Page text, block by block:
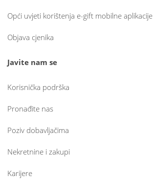
Opći uvjeti korištenja e-gift mobilne aplikacije
Objava cjenika
Javite nam se
Korisnička podrška
Pronađite nas
Poziv dobavljačima
Nekretnine i zakupi
Karijere